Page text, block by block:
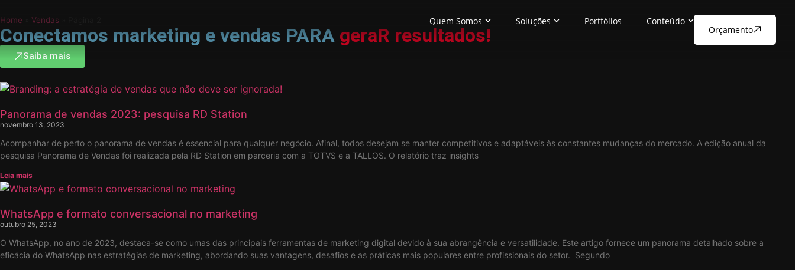
Quem Somos Soluções Portfólios Conteúdo
Orçamento
Home Vendas
Conectamos marketing e vendas PARA geraR resultados!
Saiba mais
Panorama de vendas 2023: pesquisa RD Station
novembro 13, 2023
Acompanhar de perto o panorama de vendas é essencial para qualquer negócio. Afinal, todos desejam se manter competitivos e adaptáveis às constantes mudanças do mercado. A edição anual da
pesquisa Panorama de Vendas foi realizada pela RD Station em parceria com a TOTVS e a TALLOS. O relatório traz insights
Leia mais
WhatsApp e formato conversacional no marketing
outubro 25, 2023
O WhatsApp, no ano de 2023, destaca-se como umas das principais ferramentas de marketing digital devido à sua abrangência e versatilidade. Este artigo fornece um panorama detalhado sobre a
eficácia do WhatsApp nas estratégias de marketing, abordando suas vantagens, desafios e as práticas mais populares entre profissionais do setor. Segundo